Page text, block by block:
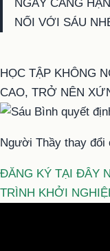
NGÀY CÀNG
NỐI VỚI SÁU
HỌC TẬP KHÔNG
CAO, TRỞ NÊN
Người Thầy thay đổi
ĐĂNG KÝ TẠI ĐÂY
TRÌNH KHỞI